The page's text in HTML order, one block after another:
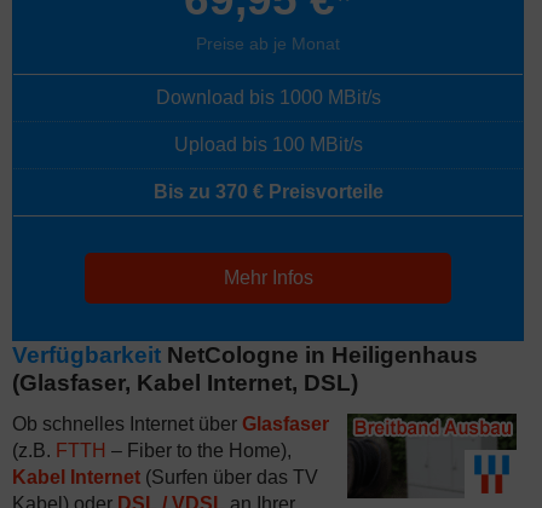
Preise ab je Monat
Download bis 1000 MBit/s
Upload bis 100 MBit/s
Bis zu 370 € Preisvorteile
Mehr Infos
Verfügbarkeit NetCologne in Heiligenhaus
(Glasfaser, Kabel Internet, DSL)
Ob schnelles Internet über Glasfaser
(z.B. FTTH – Fiber to the Home),
Kabel Internet (Surfen über das TV